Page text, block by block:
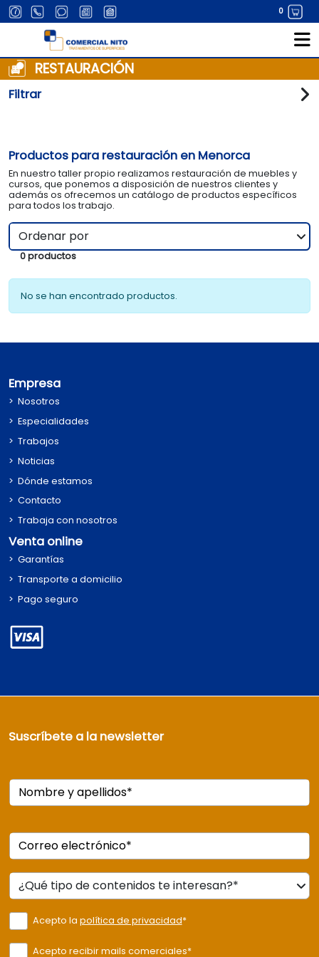
HORARIO INVIERNO (octubre a febrero)
HORARIO PRIMAVERA (febrero a julio)
0
VER CESTA
TRATAMIENTOS
Imprimaciones
Masillas
Resinas
ÁNODOS
Genéricos
Kits de motor
Autopulimentables
Matriz dura
SISTEMA PARA HÉLICES, COLAS Y EJES
Imprimaciones
Patentes
Productos alto rendimiento
LIMPIEZA, BARNICES Y ACEITES
Limpieza genérica
Mantenimiento de motores
Barnices
AISLAMIENTOS TÉRMICOS Y ACUSTICOS
MASILLAS
Relleno
Renovación de superficies
Exteriores
IMPERMEABILIZACIONES
SOLERAS Y PAVIMENTACIÓN
ESTUCOS Y REVESTIMIENTOS
IMPRIMACIONES, SELLADORES Y FIJADORES
PINTURA INTERIOR
REVESTIMIENTOS DE EXTERIOR
ALTA DECORACIÓN
PINTURAS Y PRODUCTOS ESPECIALES
PRODUCTOSRESTAURACIÓN
Filtrar
Productos para restauración en Menorca
En nuestro taller propio realizamos restauración de muebles y
cursos, que ponemos a disposición de nuestros clientes y
además os ofrecemos un catálogo de productos específicos
para todos los trabajo.
0 productos
No se han encontrado productos.
Empresa
Nosotros
Especialidades
Trabajos
Noticias
Dónde estamos
Contacto
Trabaja con nosotros
Venta online
Garantías
Transporte a domicilio
Pago seguro
Suscríbete a la newsletter
Nombre y apellidos*
Correo electrónico*
Acepto la política de privacidad*
Acepto recibir mails comerciales*